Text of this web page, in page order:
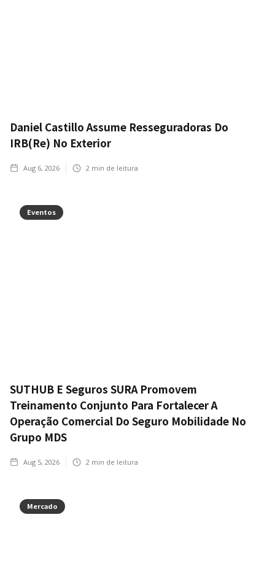
Daniel Castillo Assume Resseguradoras Do
IRB(Re) No Exterior
Aug 6, 2026 2 min de leitura
Eventos
SUTHUB E Seguros SURA Promovem
Treinamento Conjunto Para Fortalecer A
Operação Comercial Do Seguro Mobilidade No
Grupo MDS
Aug 5, 2026 2 min de leitura
Mercado